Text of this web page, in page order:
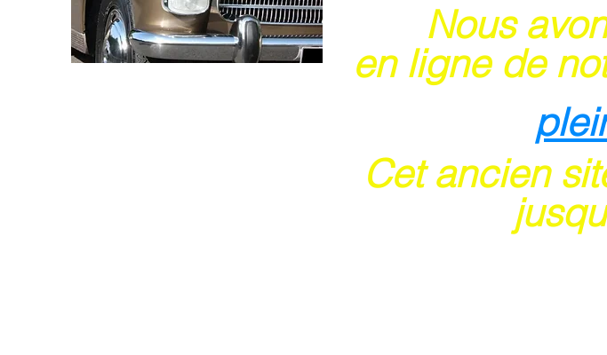
Nous
en ligne de
Cet ancien
jusqu'à